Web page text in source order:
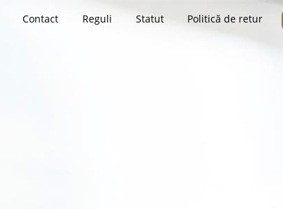
Contact Reguli Statut Politică de retur